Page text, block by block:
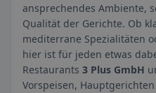
ansprechendes Ambiente,
Qualität der Gerichte. Ob
mediterrane Spezialitäten
hier ist für jeden etwas
Restaurants 3 Plus GmbH
Vorspeisen,